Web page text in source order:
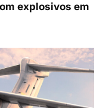
explosivos em